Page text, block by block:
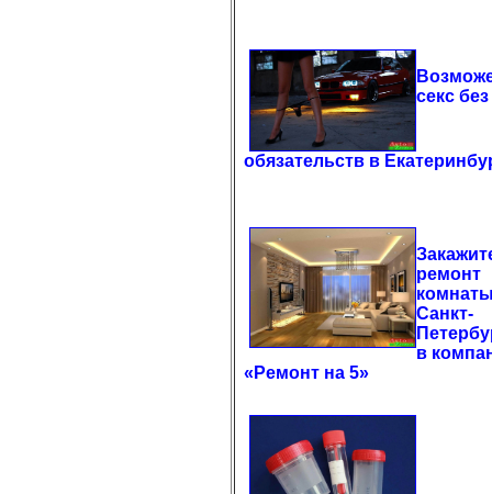
секс без
обязательств в
ремонт
Санкт-
в
«Ремонт на 5»